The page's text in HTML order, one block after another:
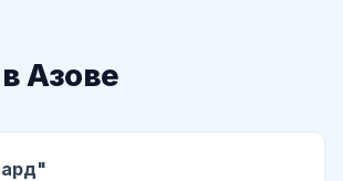
Азове